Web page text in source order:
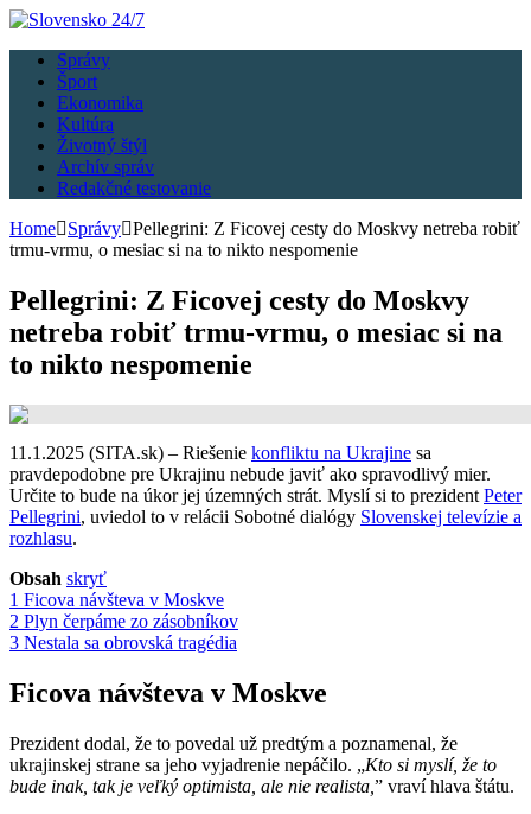
Správy
Šport
Ekonomika
Kultúra
Životný štýl
Archív správ
Redakčné testovanie
Home
Správy Pellegrini: Z Ficovej cesty do Moskvy netreba robiť
trmu-vrmu, o mesiac si na to nikto nespomenie
Pellegrini: Z Ficovej cesty do Moskvy
netreba robiť trmu-vrmu, o mesiac si na
to nikto nespomenie
11.1.2025 (SITA.sk) – Riešenie konfliktu na Ukrajine sa
pravdepodobne pre Ukrajinu nebude javiť ako spravodlivý mier.
Určite to bude na úkor jej územných strát. Myslí si to prezident Peter
Pellegrini, uviedol to v relácii Sobotné dialógy Slovenskej televízie a
rozhlasu.
Obsah skryť
1 Ficova návšteva v Moskve
2 Plyn čerpáme zo zásobníkov
3 Nestala sa obrovská tragédia
Ficova návšteva v Moskve
Prezident dodal, že to povedal už predtým a poznamenal, že
ukrajinskej strane sa jeho vyjadrenie nepáčilo. „Kto si myslí, že to
bude inak, tak je veľký optimista, ale nie realista, ” vraví hlava štátu.